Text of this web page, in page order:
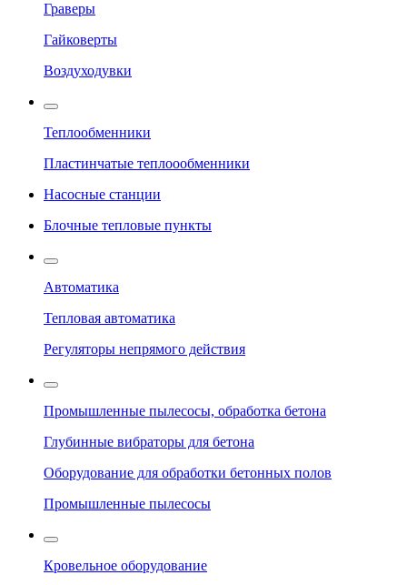
Граверы
Гайковерты
Воздуходувки
Теплообменники
Пластинчатые теплоообменники
Насосные станции
Блочные тепловые пункты
Автоматика
Тепловая автоматика
Регуляторы непрямого действия
Промышленные пылесосы, обработка бетона
Глубинные вибраторы для бетона
Оборудование для обработки бетонных полов
Промышленные пылесосы
Кровельное оборудование